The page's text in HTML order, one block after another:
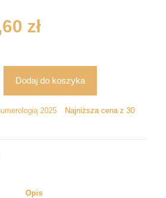
zł.
złAktualna
wynosi:
77,60 zł.
Dodaj do koszyka
2025
Najniższa cena z 30
Opis